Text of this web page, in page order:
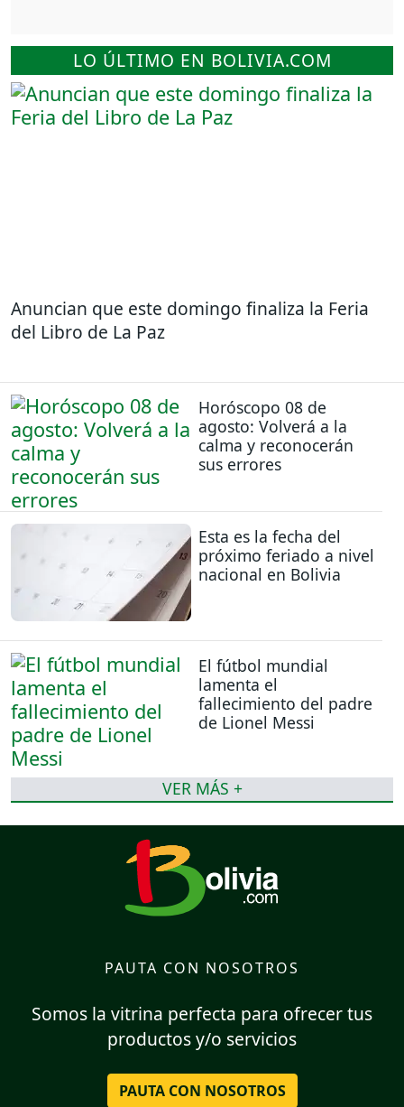
LO ÚLTIMO EN BOLIVIA.COM
Anuncian que este domingo finaliza la Feria
del Libro de La Paz
Horóscopo 08 de
agosto: Volverá a la
calma y reconocerán
sus errores
Esta es la fecha del
próximo feriado a nivel
nacional en Bolivia
El fútbol mundial
lamenta el
fallecimiento del padre
de Lionel Messi
VER MÁS +
PAUTA CON NOSOTROS
Somos la vitrina perfecta para ofrecer tus
productos y/o servicios
PAUTA CON NOSOTROS